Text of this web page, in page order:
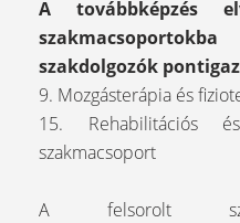
A továbbképzés
szakdolgozók
9. Mozgásterápia és
15. Rehabilitációs
szakmacsoport
A felsorolt